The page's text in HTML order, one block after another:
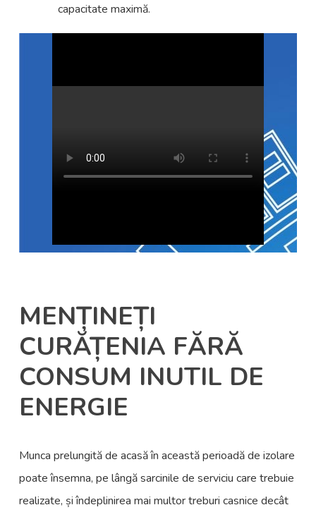
capacitate maximă.
MENȚINEȚI
CURĂȚENIA FĂRĂ
CONSUM INUTIL DE
ENERGIE
Munca prelungită de acasă în această perioadă de izolare
poate însemna, pe lângă sarcinile de serviciu care trebuie
realizate, și îndeplinirea mai multor treburi casnice decât